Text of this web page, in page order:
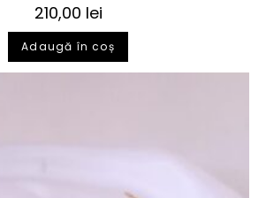
210,00 lei
Adaugă în coș